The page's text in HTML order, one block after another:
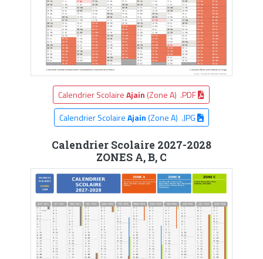
Calendrier ScolaireAjain (Zone A) .PDF
Calendrier ScolaireAjain(Zone A) .JPG
Calendrier Scolaire 2027-2028
ZONES A, B, C